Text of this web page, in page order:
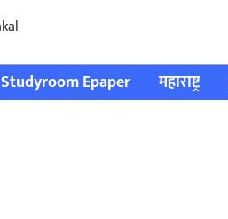
Studyroom Epaper महाराष्ट्र